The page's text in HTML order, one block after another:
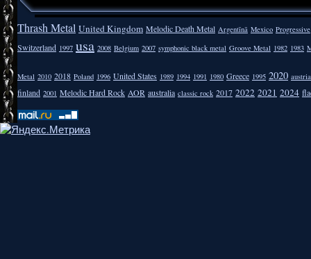
Thrash Metal United Kingdom Melodic Death Metal Argentīnā Mexico Progressive
Switzerland 1997 usa 2008 Belgium 2007 symphonic black metal Groove Metal 1982 1983
Metal 2010 2018 Poland 1996 United States 1989 1994 1991 1980 Greece 1995 2020 austria
finland 2001 Melodic Hard Rock AOR australia classic rock 2017 2022 2021 2024